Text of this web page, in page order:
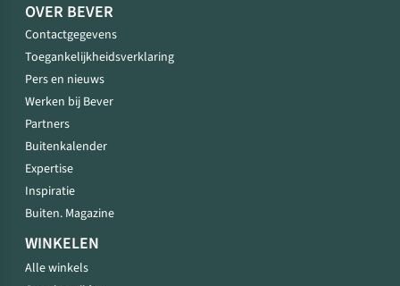
OVER BEVER
Contactgegevens
Toegankelijkheidsverklaring
Pers en nieuws
Werken bij Bever
Partners
Buitenkalender
Expertise
Inspiratie
Buiten. Magazine
WINKELEN
Alle winkels